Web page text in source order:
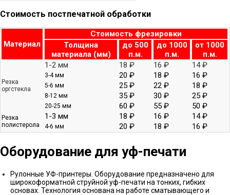
Стоимость постпечатной обработки
Материал
Стоимость фрезировки
Толщина
материала (мм)
до 500
п.м.
до 1000
п.м.
от 1000
п.м.
Резка
оргстекла
1-2 мм 18 ₽ 16 ₽ 14 ₽
3-4 мм 20 ₽ 18 ₽ 16 ₽
5-6 мм 25 ₽ 22 ₽ 18 ₽
8-12 мм 35 ₽ 30 ₽ 25 ₽
20-25 мм 60 ₽ 55 ₽ 50 ₽
Резка
полистерола
1-3 мм 18 ₽ 16 ₽ 14 ₽
4-6 мм 20 ₽ 18 ₽ 16 ₽
Оборудование для уф-печати
Рулонные УФ-принтеры. Оборудование предназначено для
широкоформатной струйной уф-печати на тонких, гибких
основах. Технология основана на работе сматывающего и